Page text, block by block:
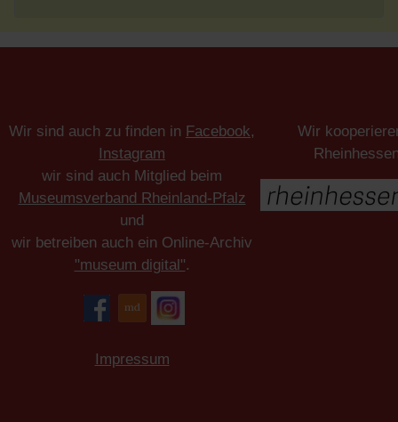
Wir sind auch zu finden in Facebook,
Instagram
wir sind auch Mitglied beim
Museumsverband Rheinland-Pfalz
und
wir betreiben auch ein Online-Archiv
"museum digital".
Impressum
Wir